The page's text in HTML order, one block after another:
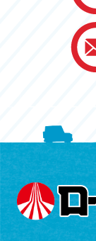
グ
浜
（